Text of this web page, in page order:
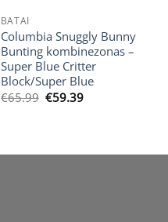
BATAI
Columbia Snuggly Bunny
Bunting kombinezonas –
Super Blue Critter
Block/Super Blue
€65.99 Original
€59.39Current